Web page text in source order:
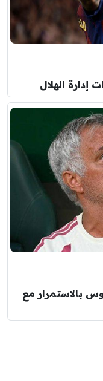
إدارة الهلال
بالاستمرار مع